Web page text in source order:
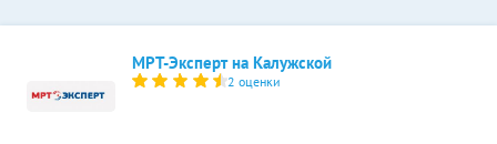
МРТ-Эксперт на Калужской
2 оценки